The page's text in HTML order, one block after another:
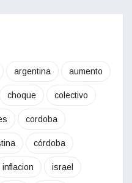
argentina aumento
choque colectivo
cordoba
córdoba
inflacion israel